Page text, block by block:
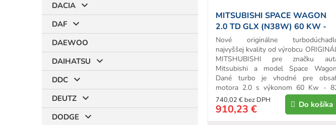
DACIA
DAF
DAEWOO
DAIHATSU
DDC
DEUTZ
DODGE
MITSUBISHI SPACE WAGON
2.0 TD GLX (N38W) 60 KW -
82 HP ORIGINÁL TURBO
740,02 € bez DPH
910,23 € Do košíka
Nové originálne
najvyššej kvality od výrobcu
MITSHUBISHI pre značku
Mitsubishi a model Space
Dané turbo je vhodné pre
motora 2.0 s výkonom 60 Kw -
HP....